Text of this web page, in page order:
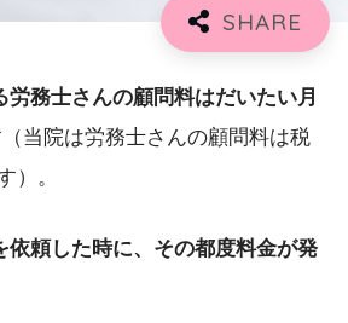
務士さんの顧問料はだいたい月
当院は労務士さんの顧問料は税
）。
依頼した時に、その都度料金が発